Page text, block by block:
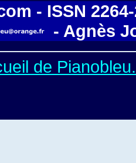
- ISSN
- Agnès
de